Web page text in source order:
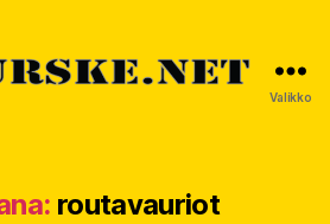
Valikko
routavauriot